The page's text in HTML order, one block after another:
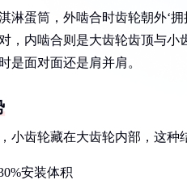
淋蛋筒，外啮合时齿轮朝外‘
，内啮合则是大齿轮齿顶与
是面对面还是肩并肩。
小齿轮藏在大齿轮内部，这种
安装体积